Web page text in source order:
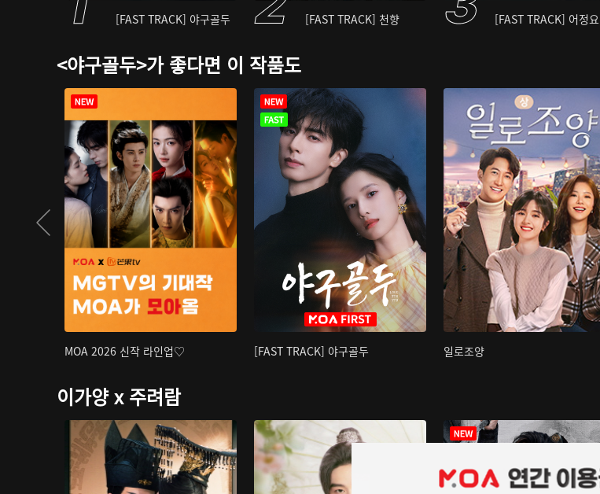
[FAST TRACK] 야구골두 [FAST TRACK] 천향 [FAST TRACK] 어정요
<야구골두>가 좋다면 이 작품도
MOA 2026 신작 라인업♡ [FAST TRACK] 야구골두 일로조양
이가양 x 주려람